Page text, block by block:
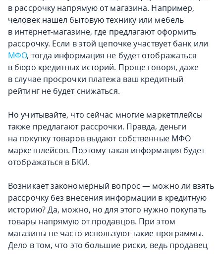
в рассрочку напрямую от магазина. Например,
человек нашел бытовую технику или мебель
в интернет-магазине, где предлагают оформить
рассрочку. Если в этой цепочке участвует банк или
МФО, тогда информация не будет отображаться
в бюро кредитных историй. Проще говоря, даже
в случае просрочки платежа ваш кредитный
рейтинг не будет снижаться.
Но учитывайте, что сейчас многие маркетплейсы
также предлагают рассрочки. Правда, деньги
на покупку товаров выдают собственные МФО
маркетплейсов. Поэтому такая информация будет
отображаться в БКИ.
Возникает закономерный вопрос — можно ли взять
рассрочку без внесения информации в кредитную
историю? Да, можно, но для этого нужно покупать
товары напрямую от продавцов. При этом
магазины не часто используют такие программы.
Дело в том, что это большие риски, ведь продавец